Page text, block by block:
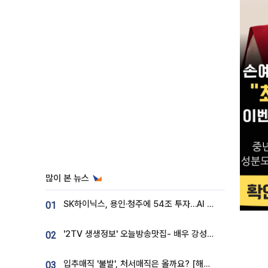
많이 본 뉴스
01 SK하이닉스, 용인·청주에 54조 투자…AI 메모리 생산기지 키운다
02 '2TV 생생정보' 오늘방송맛집- 배우 강성진 단골! 쌀국수ㆍ푸팟퐁 커리 맛집 '블○○○'
03 입추매직 '불발', 처서매직은 올까요? [해시태그]